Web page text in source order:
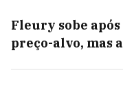
Fleury sobe
preço-alvo, mas